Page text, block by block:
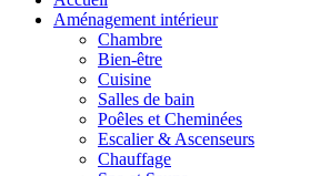
Aménagement intérieur
Chambre
Bien-être
Cuisine
Salles de bain
Poêles et Cheminées
Escalier & Ascenseurs
Chauffage